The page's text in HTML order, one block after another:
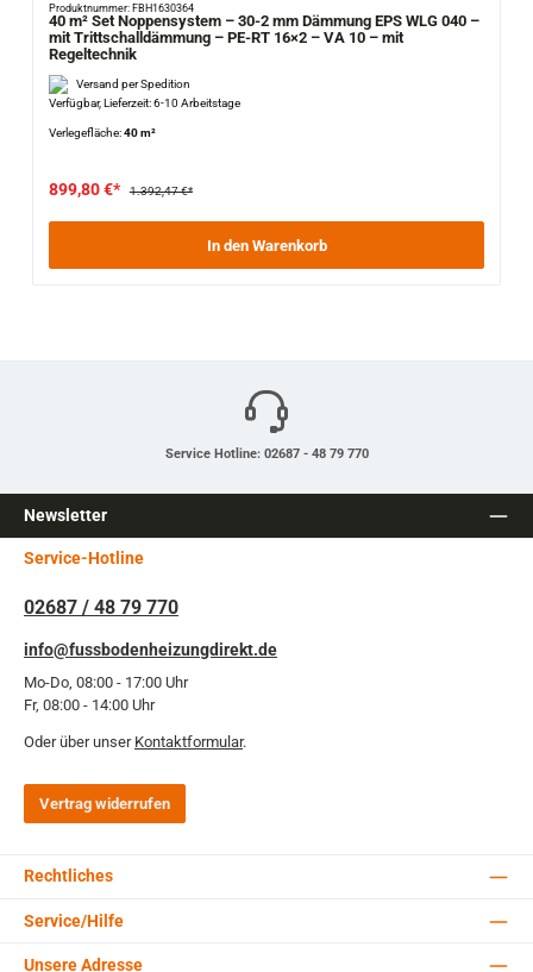
Produktnummer: FBH1630364
40 m² Set Noppensystem – 30-2 mm Dämmung EPS WLG 040 –
mit Trittschalldämmung – PE-RT 16×2 – VA 10 – mit
Regeltechnik
Versand per Spedition
Verfügbar, Lieferzeit: 6-10 Arbeitstage
Verlegefläche:40 m²
899,80 €* 1.392,47 €*
In den Warenkorb
Service Hotline: 02687 - 48 79 770
Newsletter
Service-Hotline
02687 / 48 79 770
info@fussbodenheizungdirekt.de
Mo-Do, 08:00 - 17:00 Uhr
Fr, 08:00 - 14:00 Uhr
Oder über unser Kontaktformular.
Vertrag widerrufen
Rechtliches
Service/Hilfe
Unsere Adresse